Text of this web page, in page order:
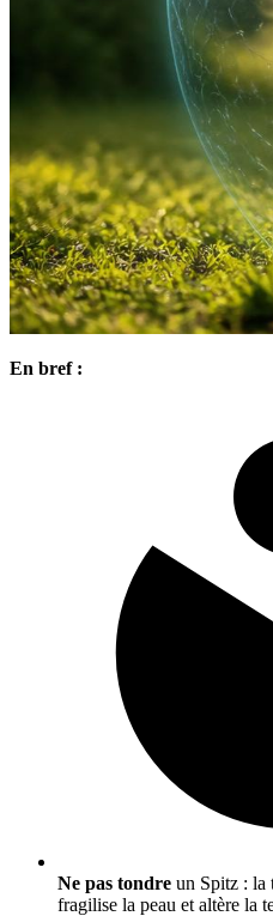
En bref :
Ne pas tondre un Spitz : la
fragilise la peau et altère la